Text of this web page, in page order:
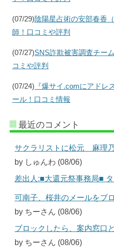
(07/29)陰陽星占術の安部春香
師！口コミや評判
(07/27)SNS詐欺被害調査チー
コミや評判
(07/24) 『爆サイ.comにアドレ
ール！口コミ情報
最近のコメント
サクラリストに松元 麻理
by しゅんわ (08/06)
差出人:■大還元祭事務局■
可南子、桜井のメールをブ
by ちーさん (08/06)
ブロックしたら、案内窓口
by ちーさん (08/06)